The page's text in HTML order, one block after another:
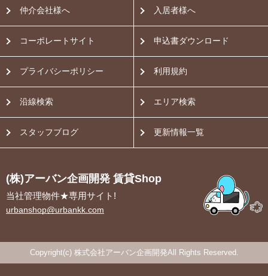
仲介会社様へ 入居者様へ
コーポレートサイト 申込書ダウンロード
プライバシーポリシー 利用規約
沿線検索 エリア検索
スタッフブログ 更新情報一覧
(株)アーバン企画開発 賃貸Shop
当社管理物件★専用サイト!
urbanshop@urbankk.com
Copyright(c) 株式会社アーバン企画開発All Rights Reserved.